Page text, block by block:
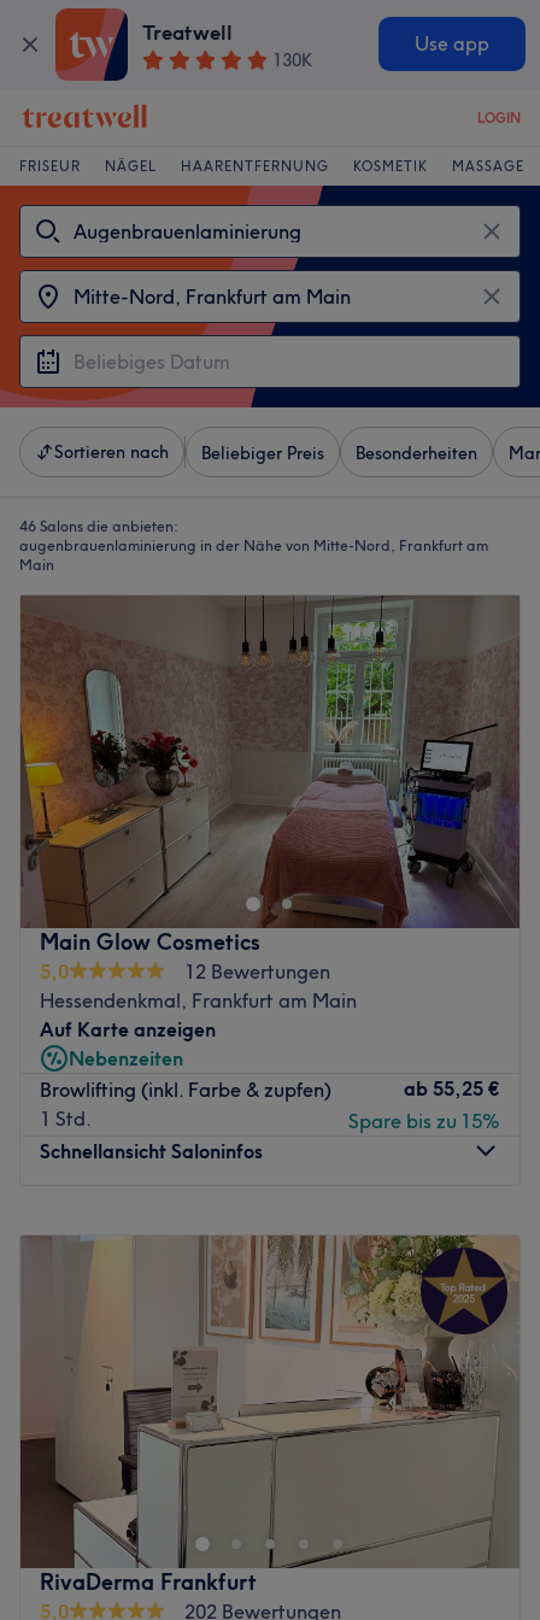
Treatwell
130K
Use app
LOGIN
FRISEUR NÄGEL HAARENTFERNUNG KOSMETIK MASSAGE
Sortieren nach Beliebiger Preis Besonderheiten
46 Salons die anbieten:
augenbrauenlaminierung in der Nähe von Mitte-Nord, Frankfurt am
Main
Main Glow Cosmetics
5,0
12 Bewertungen
Hessendenkmal, Frankfurt am Main
Auf Karte anzeigen
Nebenzeiten
Browlifting (inkl. Farbe & zupfen)
1 Std.
ab 55,25 €
Spare bis zu 15%
Schnellansicht Saloninfos
Dienstag
10:00–20:00
10:00–20:00
10:00–20:00
10:00–20:00
Samstag
10:00 –18:00
Sonntag
10:00 –17:00
Bei Main Glow Cosmetics in Frankfurt am Main dreht sich
alles um strahlende Haut und echte Wohlfühlmomente.
Das Studio kombiniert moderne Beauty-Treatments mit
einer entspannten, stilvollen Atmosphäre, in der du den
Alltag hinter dir lassen kannst. Individuell abgestimmte
Behandlungen sorgen für sichtbare Ergebnisse und einen
RivaDerma Frankfurt
5,0
202 Bewertungen